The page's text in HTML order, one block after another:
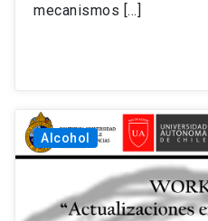
mecanismos […]
Alcohol